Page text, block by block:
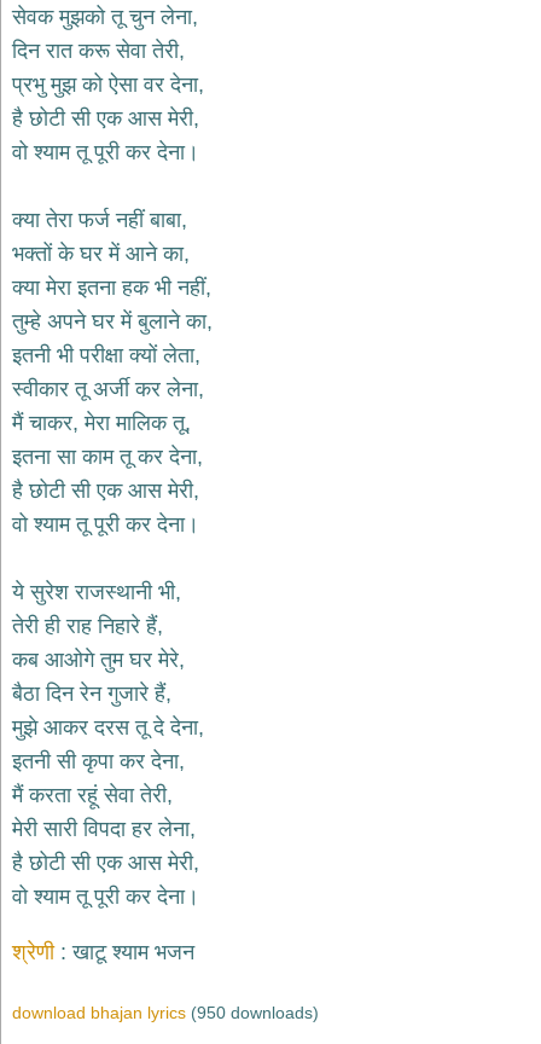
bhajans
साईं
भजन
sai
bhajans
जैन
jain
bhajans
दुर्गा
भजन
durga
bhajans
गणेश
भजन
ganesh
bhajans
राम
raam
गुरुदेव
भजन
gurudev
bhajans
विविध
भजन
miscellaneous
bhajans
विष्णु
भजन
bhajans
बाबा
नाथ
balak
सेवक मुझको तू चुन लेना,
दिन रात करू सेवा तेरी,
प्रभु मुझ को ऐसा वर देना,
है छोटी सी एक आस मेरी,
वो श्याम तू पूरी कर देना।
क्या तेरा फर्ज नहीं बाबा,
भक्तों के घर में आने का,
क्या मेरा इतना हक भी नहीं,
तुम्हे अपने घर में बुलाने का,
इतनी भी परीक्षा क्यों लेता,
स्वीकार तू अर्जी कर लेना,
मैं चाकर, मेरा मालिक तू,
इतना सा काम तू कर देना,
है छोटी सी एक आस मेरी,
वो श्याम तू पूरी कर देना।
ये सुरेश राजस्थानी भी,
तेरी ही राह निहारे हैं,
कब आओगे तुम घर मेरे,
बैठा दिन रेन गुजारे हैं,
मुझे आकर दरस तू दे देना,
इतनी सी कृपा कर देना,
मैं करता रहूं सेवा तेरी,
मेरी सारी विपदा हर लेना,
है छोटी सी एक आस मेरी,
वो श्याम तू पूरी कर देना।
श्रेणी खाटू श्याम भजन
download bhajan lyrics (950 downloads)